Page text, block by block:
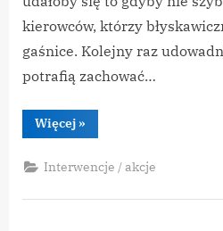
kierowców, którzy
gaśnice. Kolejny raz
potrafią zachować…
Więcej“Pożar
m.Krzywe”
»
Interwencje / akcje